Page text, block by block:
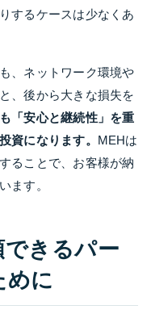
するケースは少なくあ
、ネットワーク環境や
、後から大きな損失を
「安心と継続性」を重
資になります。 MEHは
ることで、お客様が納
ます。
できるパー
めに